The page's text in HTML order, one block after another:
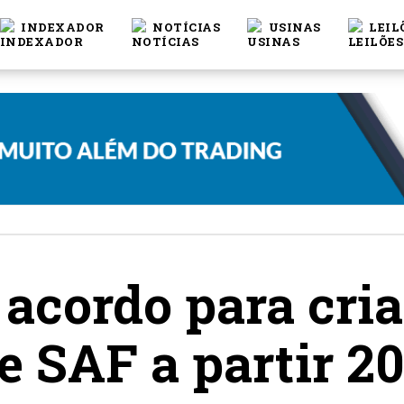
INDEXADOR NOTÍCIAS USINAS
para
SAF a partir